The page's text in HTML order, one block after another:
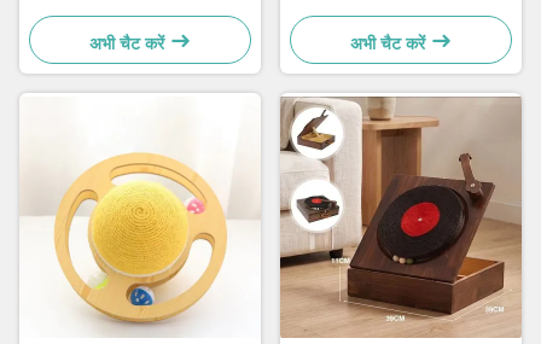
अभी चैट करें
और व्यावहारिक
अभी चैट करें